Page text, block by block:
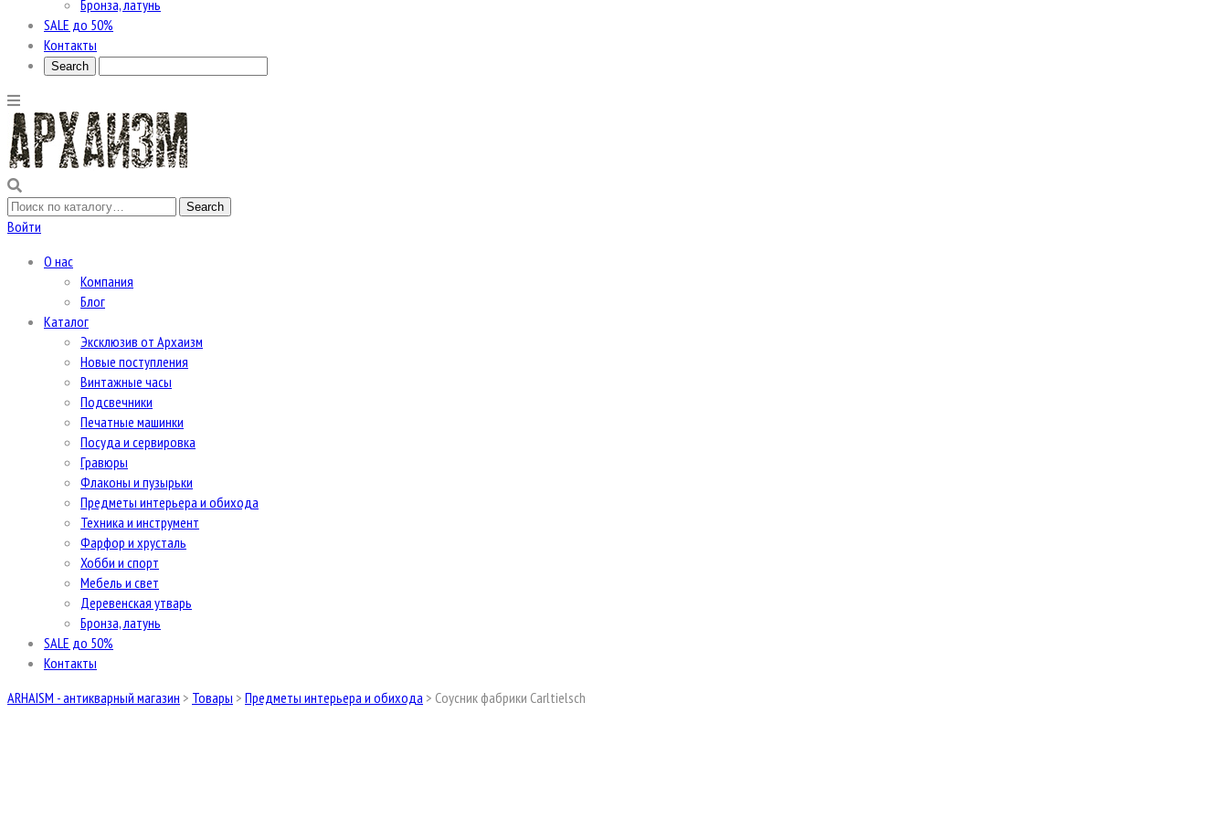
Бронза, латунь
SALE до 50%
Контакты
Войти
О нас
Компания
Блог
Каталог
Эксклюзив от Архаизм
Новые поступления
Винтажные часы
Подсвечники
Печатные машинки
Посуда и сервировка
Гравюры
Флаконы и пузырьки
Предметы интерьера и обихода
Техника и инструмент
Фарфор и хрусталь
Хобби и спорт
Мебель и свет
Деревенская утварь
Бронза, латунь
SALE до 50%
Контакты
ARHAISM - антикварный магазин > Товары > Предметы интерьера и обихода > Соусник фабрики Carltielsch